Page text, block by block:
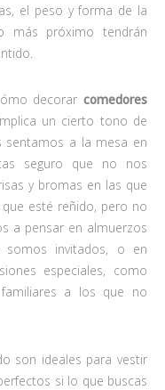
el peso y forma de la
más próximo tendrán
decorar comedores
un cierto tono de
sentamos a la mesa en
seguro que no nos
y bromas en las que
esté reñido, pero no
a pensar en almuerzos
invitados, o en
especiales, como
a los que no
son ideales para vestir
si lo que buscas